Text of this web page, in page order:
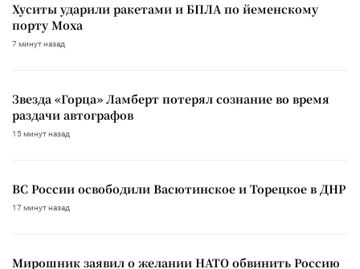
Хуситы ударили ракетами и БПЛА по йеменскому
порту Моха
7 минут назад
Звезда «Горца» Ламберт потерял сознание во время
раздачи автографов
15 минут назад
ВС России освободили Васютинское и Торецкое в ДНР
17 минут назад
Мирошник заявил о желании НАТО обвинить Россию